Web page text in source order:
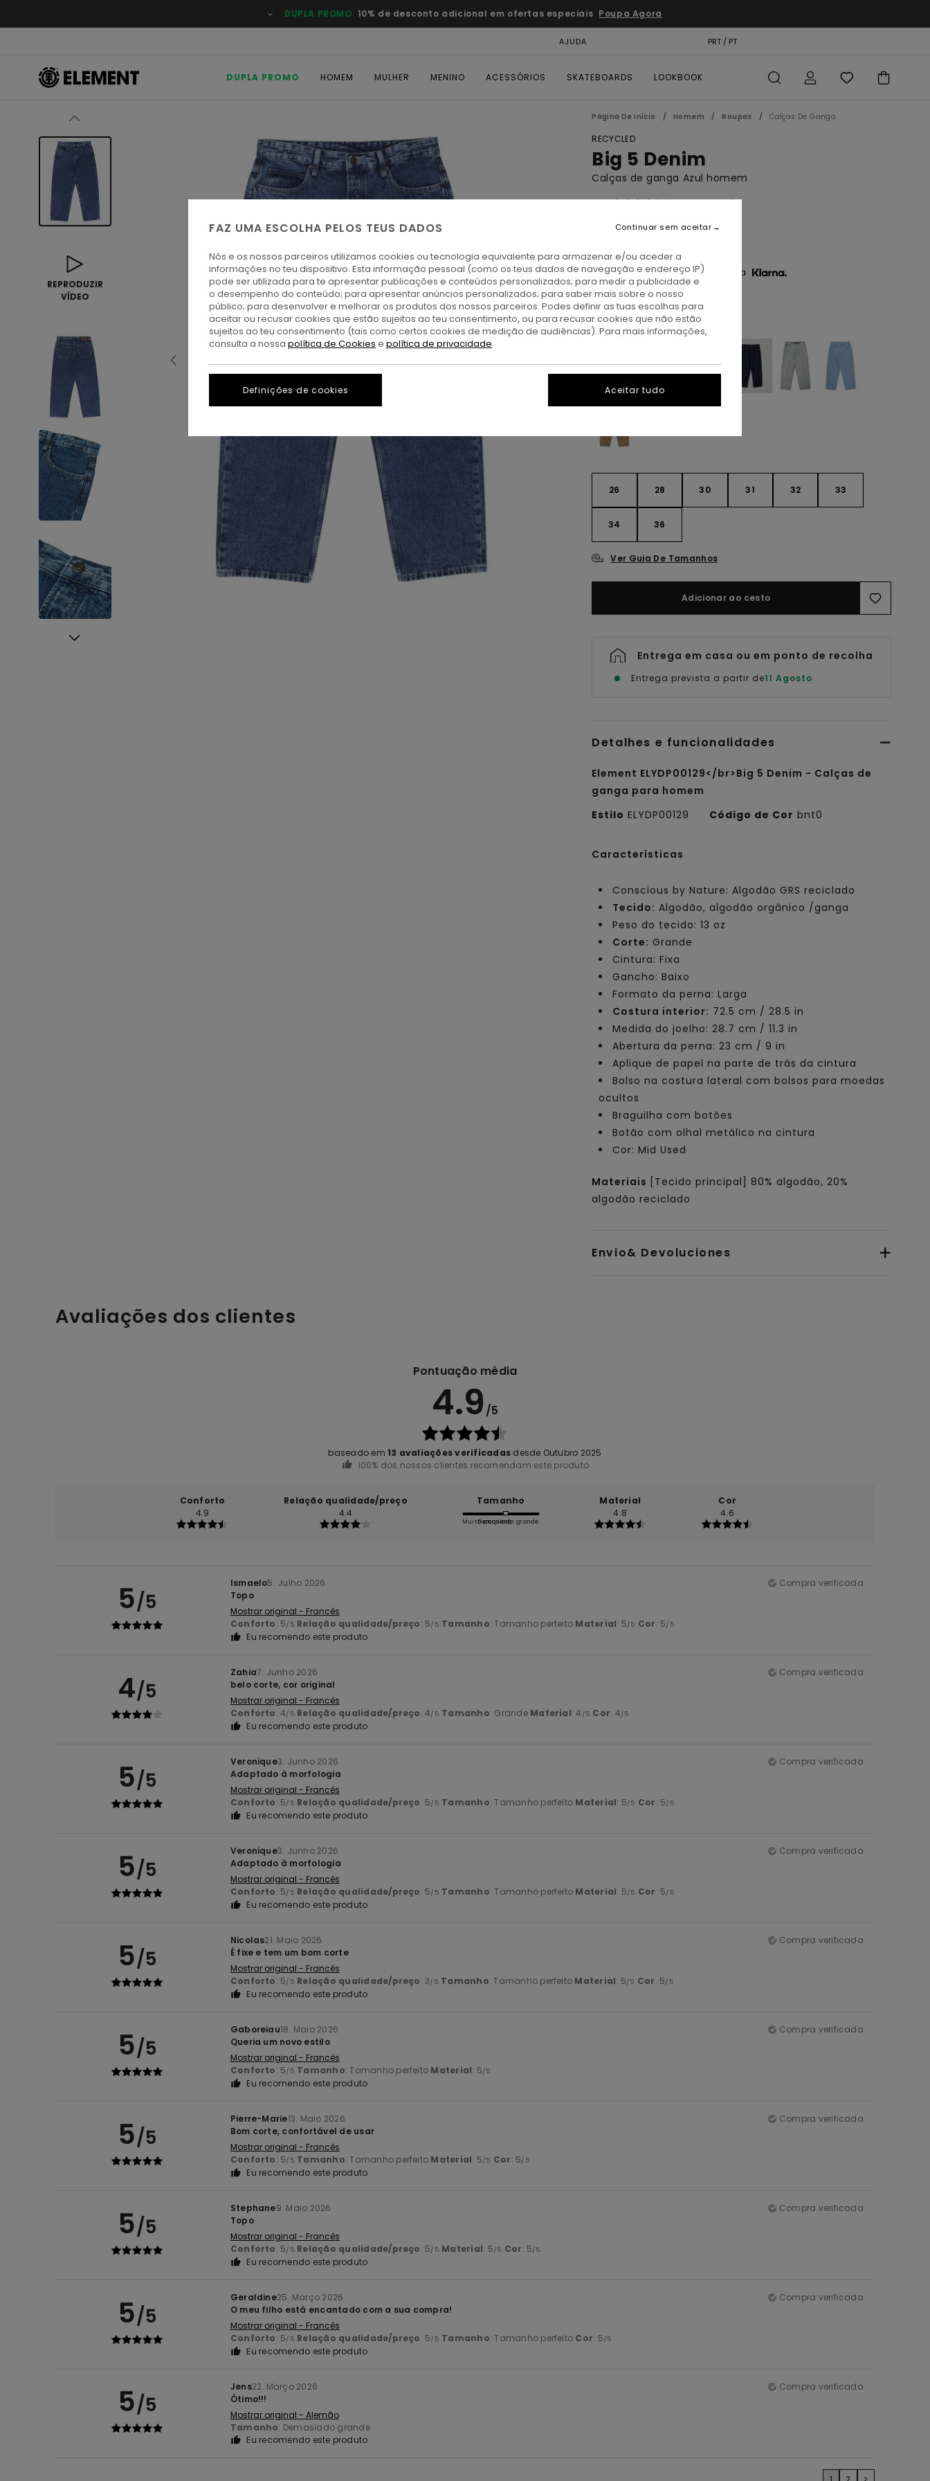
a
DUPLA PROMO 10% de desconto adicional em ofertas especiais Poupa Agora
AJUDA PRT / PT
DUPLA PROMO HOMEM MULHER MENINO ACESSÓRIOS SKATEBOARDS LOOKBOOK
REPRODUZIR
VÍDEO
Página De Início Homem Roupas Calças De Ganga
RECYCLED
Big 5 Denim
Calças de ganga Azul homem
4.9
ECO-BONUS
Paga 3 x € 30,00 sem juros com a
CorMid Used
26 28 30 31 32 33
34 36
Ver Guia De Tamanhos
Adicionar ao cesto
Entrega em casa ou em ponto de recolha
Entrega prevista a partir de11 Agosto
Detalhes e funcionalidades
Element ELYDP00129</br>Big 5 Denim - Calças de
ganga para homem
Estilo ELYDP00129 Código de Cor bnt0
Características
Conscious by Nature: Algodão GRS reciclado
Tecido: Algodão, algodão orgânico /ganga
Peso do tecido: 13 oz
Corte: Grande
Cintura: Fixa
Gancho: Baixo
Formato da perna: Larga
Costura interior: 72.5 cm / 28.5 in
Medida do joelho: 28.7 cm / 11.3 in
Abertura da perna: 23 cm / 9 in
Aplique de papel na parte de trás da cintura
Bolso na costura lateral com bolsos para moedas
ocultos
Braguilha com botões
Botão com olhal metálico na cintura
Cor: Mid Used
Materiais [Tecido principal] 80% algodão, 20%
algodão reciclado
Envio& Devoluciones
Avaliações dos clientes
Pontuação média
4.9 /5
baseado em 13 avaliações verificadas desde Outubro 2025
100% dos nossos clientes recomendam este produto
Conforto
4.9
Relação qualidade/preço
4.4
Tamanho
Muito pequeno
Demasiado grande
Material
4.8
Cor
4.6
5/5
Ismaelo5. Julho 2026
Compra verificada
Topo
Mostrar original - Francês
Conforto: 5/5 Relação qualidade/preço: 5/5 Tamanho: Tamanho perfeito Material: 5/5 Cor: 5/5
Eu recomendo este produto
4/5
Zahia7. Junho 2026
Compra verificada
belo corte, cor original
Mostrar original - Francês
Conforto: 4/5 Relação qualidade/preço: 4/5 Tamanho: Grande Material: 4 /5 Cor: 4/5
Eu recomendo este produto
5/5
Veronique3. Junho 2026
Compra verificada
Adaptado à morfologia
Mostrar original - Francês
Conforto: 5/5 Relação qualidade/preço: 5/5 Tamanho: Tamanho perfeito Material: 5/5 Cor: 5/5
Eu recomendo este produto
5/5
Veronique3. Junho 2026
Compra verificada
Adaptado à morfologia
Mostrar original - Francês
Conforto: 5/5 Relação qualidade/preço: 5/5 Tamanho: Tamanho perfeito Material: 5/5 Cor: 5/5
Eu recomendo este produto
5/5
Nicolas21. Maio 2026
Compra verificada
É fixe e tem um bom corte
Mostrar original - Francês
Conforto: 5/5 Relação qualidade/preço: 3/5 Tamanho: Tamanho perfeito Material: 5/5 Cor: 5/5
Eu recomendo este produto
5/5
Gaboreiau18. Maio 2026
Compra verificada
Queria um novo estilo
Mostrar original - Francês
Conforto: 5/5 Tamanho: Tamanho perfeito Material: 5/5
Eu recomendo este produto
5/5
Pierre-Marie13. Maio 2026
Compra verificada
Bom corte, confortável de usar
Mostrar original - Francês
Conforto: 5/5 Tamanho: Tamanho perfeito Material: 5/5 Cor: 5/5
Eu recomendo este produto
5/5
Stephane9. Maio 2026
Compra verificada
Topo
Mostrar original - Francês
Conforto: 5/5 Relação qualidade/preço: 5/5 Material: 5/5 Cor: 5/5
Eu recomendo este produto
5/5
Geraldine25. Março 2026
Compra verificada
O meu filho está encantado com a sua compra!
Mostrar original - Francês
Conforto: 5/5 Relação qualidade/preço: 5/5 Tamanho: Tamanho perfeito Cor: 5/5
Eu recomendo este produto
5/5
Jens22. Março 2026
Compra verificada
Ótimo!!!
Mostrar original - Alemão
Tamanho: Demasiado grande
Eu recomendo este produto
FAZ UMA ESCOLHA PELOS TEUS DADOS
Nós e os nossos parceiros utilizamos cookies ou tecnologia equivalente para armazenar e/ou aceder a
informações no teu dispositivo. Esta informação pessoal (como os teus dados de navegação e endereço IP)
pode ser utilizada para te apresentar publicações e conteúdos personalizados; para medir a publicidade e
o desempenho do conteúdo; para apresentar anúncios personalizados; para saber mais sobre o nosso
público; para desenvolver e melhorar os produtos dos nossos parceiros. Podes definir as tuas escolhas para
aceitar ou recusar cookies que estão sujeitos ao teu consentimento, ou para recusar cookies que não estão
sujeitos ao teu consentimento (tais como certos cookies de medição de audiências). Para mais informações,
consulta a nossa política de Cookies e política de privacidade
Definições de cookies
Continuar sem aceitar
Aceitar tudo